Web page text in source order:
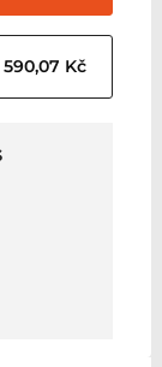
590,07 Kč